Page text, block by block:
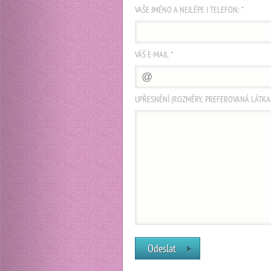
VAŠE JMÉNO A NEJLÉPE I TELEFON: *
VÁŠ E-MAIL *
UPŘESNĚNÍ (ROZMĚRY, PREFEROVANÁ